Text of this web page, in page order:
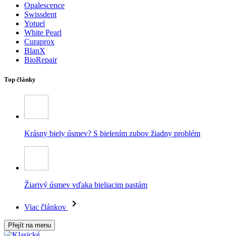
Opalescence
Swissdent
Yotuel
White Pearl
Curaprox
BlanX
BioRepair
Top články
Krásny biely úsmev? S bielením zubov žiadny problém
Žiarivý úsmev vďaka bieliacim pastám
Viac článkov
Přejít na menu